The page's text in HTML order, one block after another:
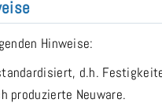
Hinweise:
d.h.
produzierte Neuware.